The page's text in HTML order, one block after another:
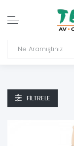
FILTRELE